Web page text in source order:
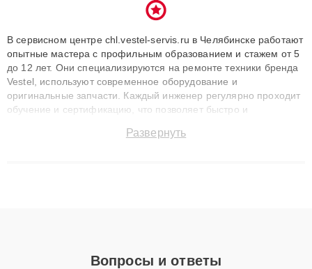
В сервисном центре chl.vestel-servis.ru в Челябинске работают
опытные мастера с профильным образованием и стажем от 5
до 12 лет. Они специализируются на ремонте техники бренда
Vestel, используют современное оборудование и
оригинальные запчасти. Каждый инженер регулярно проходит
обучение и сертификацию, что позволяет быстро и
сохранением гарантии до 3 лет. Наши мастера решают
Развернуть
Вопросы и ответы